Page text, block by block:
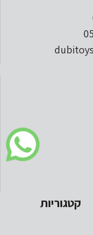
קטגוריות